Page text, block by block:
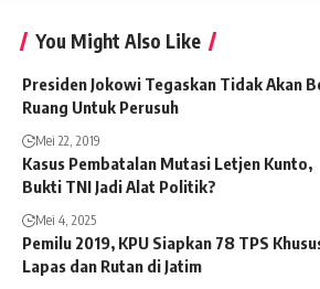
You Might Also Like
Presiden Jokowi Tegaskan Tidak Akan
Ruang Untuk Perusuh
Mei 22, 2019
Kasus Pembatalan Mutasi Letjen Kunto,
Bukti TNI Jadi Alat Politik?
Mei 4, 2025
Pemilu 2019, KPU Siapkan 78 TPS
Lapas dan Rutan di Jatim